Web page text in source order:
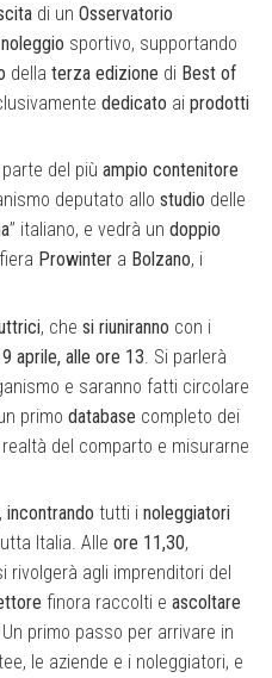
di un Osservatorio
noleggio sportivo, supportando
della terza edizione di Best of
dedicato ai prodotti
del più ampio contenitore
deputato allo studio delle
” italiano, e vedrà un doppio
Prowinter a Bolzano, i
, che si riuniranno con i
aprile, alle ore 13 . Si parlerà
e saranno fatti circolare
primo database completo dei
del comparto e misurarne
, incontrando tutti i noleggiatori
Italia. Alle ore 11,30,
rivolgerà agli imprenditori del
finora raccolti e ascoltare
primo passo per arrivare in
le aziende e i noleggiatori, e